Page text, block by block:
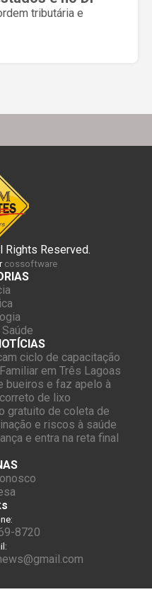
tributária e
Rights Reserved.
cossoftware
ciclo de capacitação
em Três Lagoas
bueiros e faz apelo à
de lixo
gratuito de coleta de
e riscos à saúde
e entra na reta final
8720